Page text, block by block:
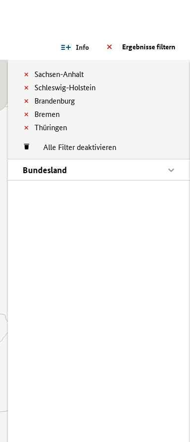
Ergebnisse filtern
Info
Sachsen-Anhalt
Schleswig-Holstein
Brandenburg
Bremen
Thüringen
Alle Filter deaktivieren
Bundesland